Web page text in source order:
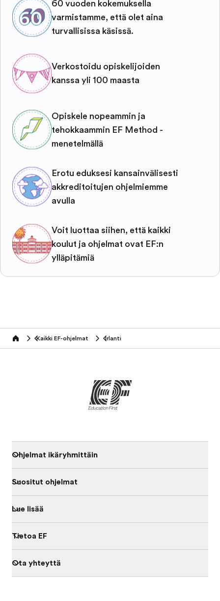
60 vuoden kokemuksella
varmistamme, että olet aina
turvallisissa käsissä.
Verkostoidu opiskelijoiden
kanssa yli 100 maasta
Opiskele nopeammin ja
tehokkaammin EF Method -
menetelmällä
Erotu eduksesi kansainvälisesti
akkreditoitujen ohjelmiemme
avulla
Voit luottaa siihen, että kaikki
koulut ja ohjelmat ovat EF:n
ylläpitämiä
home Kaikki EF-ohjelmat Irlanti
Ohjelmat ikäryhmittäin
Suositut ohjelmat
Lue lisää
Tietoa EF
Ota yhteyttä